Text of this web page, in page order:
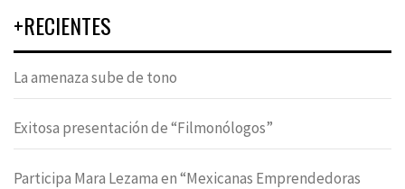
+RECIENTES
La amenaza sube de tono
Exitosa presentación de “Filmonólogos”
Participa Mara Lezama en “Mexicanas Emprendedoras